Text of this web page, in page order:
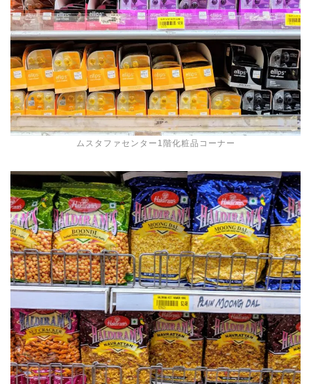
ムスタファセンター1階化粧品コーナー